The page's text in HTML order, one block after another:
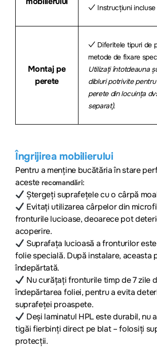
✓ Instrucțiuni incluse
Montaj pe
perete
✓ Diferitele tipuri de
metode de fixare
Utilizați întotdeauna
dibluri potrivite
perete din locuința
separat).
Îngrijirea mobilierului
Pentru a menține bucătăria în stare
aceste recomandări:
Ștergeți suprafețele cu o cârpă
Evitați utilizarea cârpelor din
fronturile lucioase, deoarece pot
acoperire.
Suprafața lucioasă a fronturilor
folie specială. După instalare, aceasta
îndepărtată.
Nu curățați fronturile timp de 7 zile
îndepărtarea foliei, pentru a evita
suprafeței proaspete.
Deși laminatul HPL este durabil, nu
tigăi fierbinți direct pe blat – folosiți
protecții.